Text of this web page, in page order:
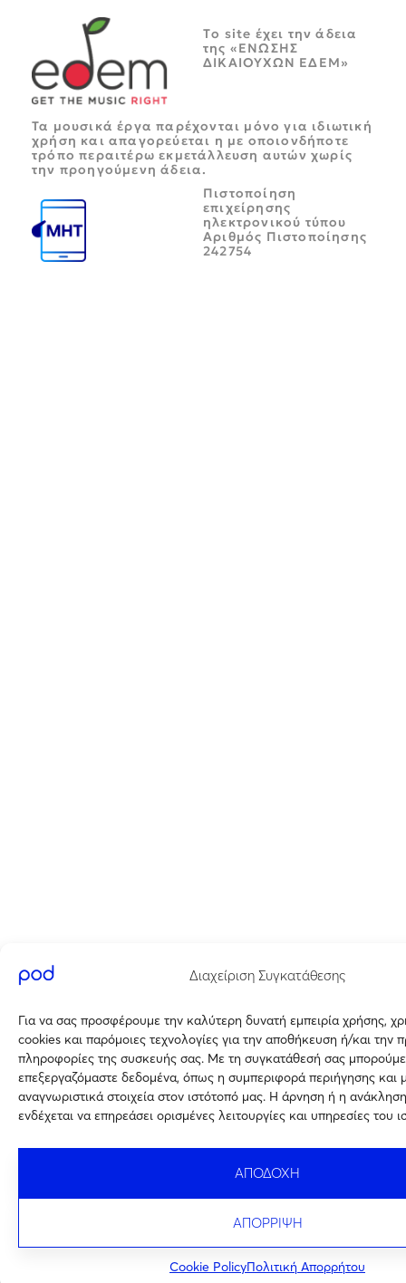
Διαχείριση Συγκατάθεσης
Για να σας προσφέρουμε την καλύτερη δυνατή εμπειρία χρήσης,
cookies και παρόμοιες τεχνολογίες για την αποθήκευση ή/και την
πληροφορίες της συσκευής σας. Με τη συγκατάθεσή σας
επεξεργαζόμαστε δεδομένα, όπως η συμπεριφορά περιήγησης και
αναγνωριστικά στοιχεία στον ιστότοπό μας. Η άρνηση ή η
ενδέχεται να επηρεάσει ορισμένες λειτουργίες και υπηρεσίες του
ΑΠΟΔΟΧΗ
ΑΠΟΡΡΙΨΗ
Cookie PolicyΠολιτική Απορρήτου
Tο site έχει την άδεια
της «ΕΝΩΣΗΣ
ΔΙΚΑΙΟΥΧΩΝ ΕΔΕΜ»
Τα μουσικά έργα παρέχονται μόνο για ιδιωτική
χρήση και απαγορεύεται η με οποιονδήποτε
τρόπο περαιτέρω εκμετάλλευση αυτών χωρίς
την προηγούμενη άδεια.
Πιστοποίηση
επιχείρησης
ηλεκτρονικού τύπου
Αριθμός Πιστοποίησης
242754